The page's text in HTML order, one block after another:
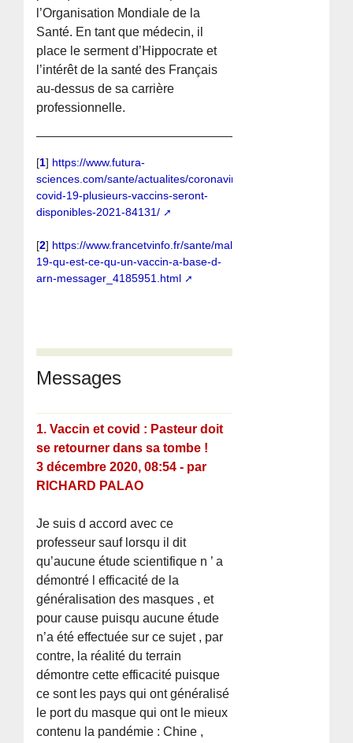
l’Organisation Mondiale de la
Santé. En tant que médecin, il
place le serment d’Hippocrate et
l’intérêt de la santé des Français
au-dessus de sa carrière
professionnelle.
[1] https://www.futura-
sciences.com/sante/actualites/coronavirus-
covid-19-plusieurs-vaccins-seront-
disponibles-2021-84131/
[2] https://www.francetvinfo.fr/sante/maladie/coronavirus/
19-qu-est-ce-qu-un-vaccin-a-base-d-
arn-messager_4185951.html
Messages
1. Vaccin et covid : Pasteur doit
se retourner dans sa tombe !
3 décembre 2020, 08:54 - par
RICHARD PALAO
Je suis d accord avec ce
professeur sauf lorsqu il dit
qu’aucune étude scientifique n ’ a
démontré l efficacité de la
généralisation des masques , et
pour cause puisqu aucune étude
n’a été effectuée sur ce sujet , par
contre, la réalité du terrain
démontre cette efficacité puisque
ce sont les pays qui ont généralisé
le port du masque qui ont le mieux
contenu la pandémie : Chine ,